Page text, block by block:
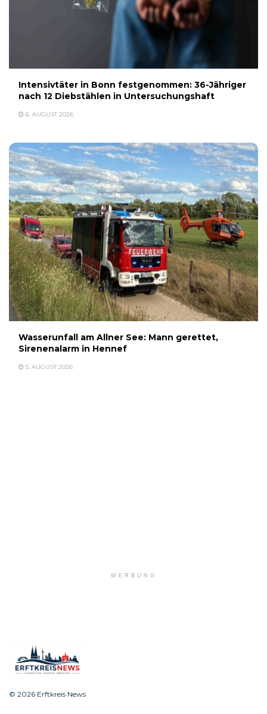
Intensivtäter in Bonn festgenommen: 36-Jähriger
nach 12 Diebstählen in Untersuchungshaft
6. AUGUST 2026
Wasserunfall am Allner See: Mann gerettet,
Sirenenalarm in Hennef
5. AUGUST 2026
WERBUNG
© 2026 Erftkreis News